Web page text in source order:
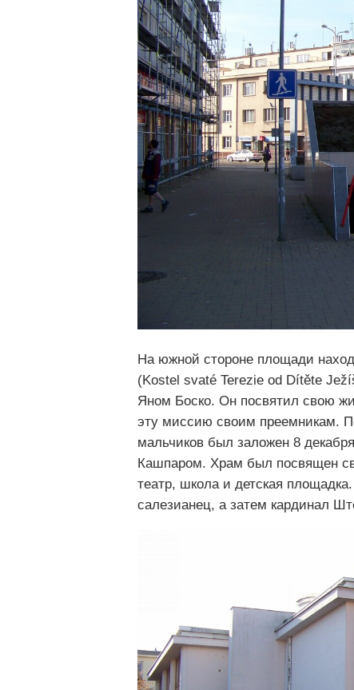
На южной стороне площади
(Kostel svaté Terezie od Dítěte
Яном Боско. Он посвятил свою
эту миссию своим преемникам.
мальчиков был заложен 8
Кашпаром. Храм был посвящен
театр, школа и детская
салезианец, а затем кардинал